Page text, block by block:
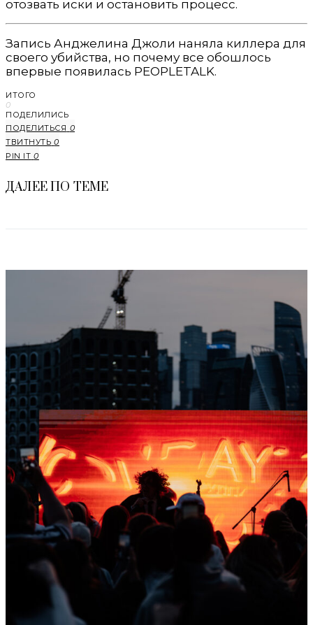
отозвать иски и остановить процесс.
Запись Анджелина Джоли наняла киллера для
своего убийства, но почему все обошлось
впервые появилась PEOPLETALK.
ИТОГО
0
ПОДЕЛИЛИСЬ
ПОДЕЛИТЬСЯ 0
ТВИТНУТЬ 0
PIN IT 0
ДАЛЕЕ ПО ТЕМЕ